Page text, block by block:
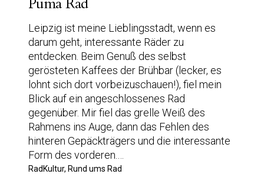
Leipzig ist meine Lieblingsstadt, wenn es
darum geht, interessante Räder zu
entdecken. Beim Genuß des selbst
gerösteten Kaffees der Brühbar (lecker, es
lohnt sich dort vorbeizuschauen!), fiel mein
Blick auf ein angeschlossenes Rad
gegenüber. Mir fiel das grelle Weiß des
Rahmens ins Auge, dann das Fehlen des
hinteren Gepäckträgers und die interessante
Form des vorderen.…
RadKultur, Rund ums Rad